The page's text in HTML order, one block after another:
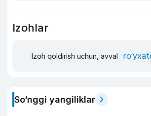
Izohlar
Izoh qoldirish uchun, avval
So‘nggi yangiliklar